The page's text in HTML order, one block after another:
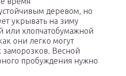
деревом, но
укрывать на зиму
хлопчатобумажной
они легко могут
заморозков. Весной
пробуждения нужно